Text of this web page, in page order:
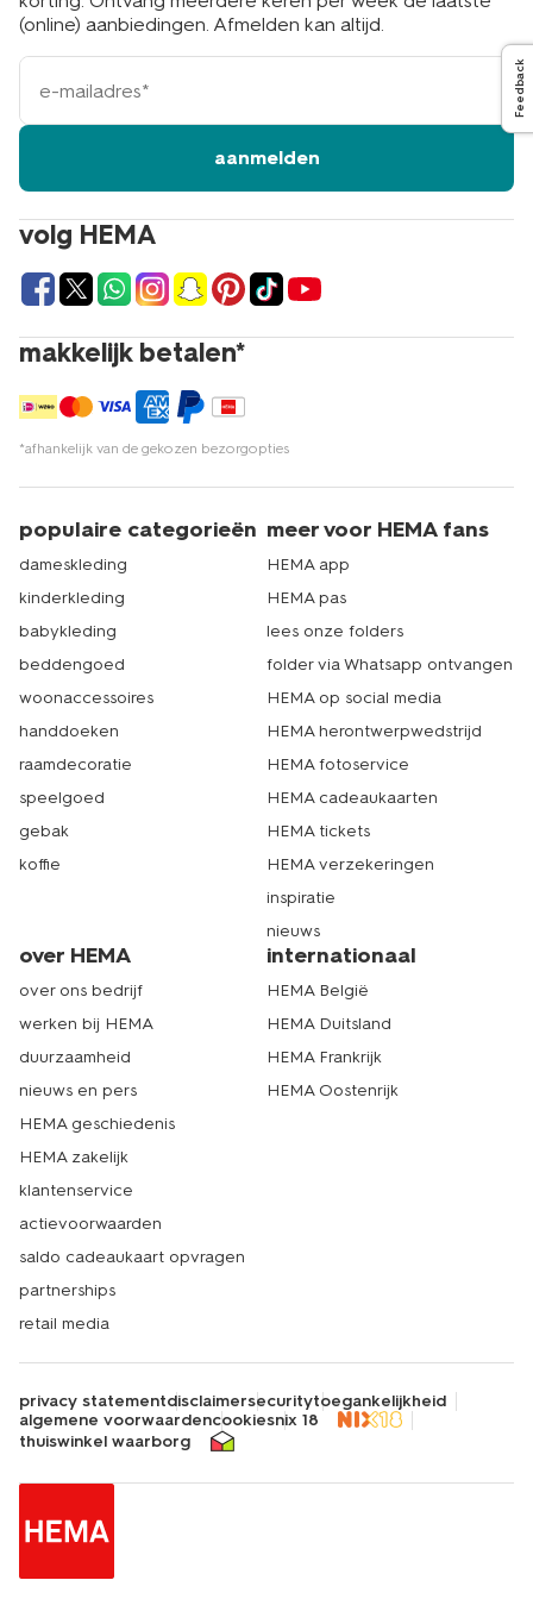
volg HEMA
makkelijk betalen*
*afhankelijk van de gekozen bezorgopties
(online) aanbiedingen. Afmelden kan altijd.
e-
mailadres
aanmelden
populaire categorieën
dameskleding
kinderkleding
babykleding
beddengoed
woonaccessoires
handdoeken
raamdecoratie
speelgoed
gebak
koffie
meer voor HEMA fans
HEMA app
HEMA pas
lees onze folders
folder via Whatsapp ontvangen
HEMA op social media
HEMA herontwerpwedstrijd
HEMA fotoservice
HEMA cadeaukaarten
HEMA tickets
HEMA verzekeringen
inspiratie
nieuws
over HEMA
over ons bedrijf
werken bij HEMA
duurzaamheid
nieuws en pers
HEMA geschiedenis
HEMA zakelijk
klantenservice
actievoorwaarden
saldo cadeaukaart opvragen
partnerships
retail media
internationaal
HEMA België
HEMA Duitsland
HEMA Frankrijk
HEMA Oostenrijk
privacy statementdisclaimersecuritytoegankelijkheid
algemene voorwaardencookiesnix 18
thuiswinkel waarborg
Feedback